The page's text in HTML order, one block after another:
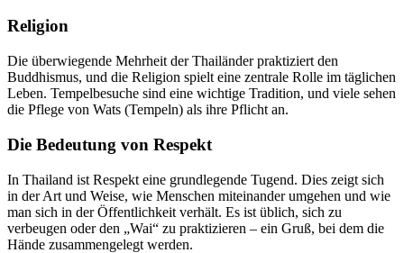
Religion
Die überwiegende Mehrheit der Thailänder praktiziert den
Buddhismus, und die Religion spielt eine zentrale Rolle im täglichen
Leben. Tempelbesuche sind eine wichtige Tradition, und viele sehen
die Pflege von Wats (Tempeln) als ihre Pflicht an.
Die Bedeutung von Respekt
In Thailand ist Respekt eine grundlegende Tugend. Dies zeigt sich
in der Art und Weise, wie Menschen miteinander umgehen und wie
man sich in der Öffentlichkeit verhält. Es ist üblich, sich zu
verbeugen oder den „Wai“ zu praktizieren – ein Gruß, bei dem die
Hände zusammengelegt werden.